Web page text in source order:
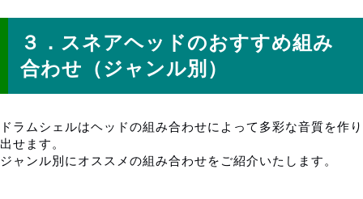
３．スネアヘッドのおすすめ組み
合わせ（ジャンル別）
ドラムシェルはヘッドの組み合わせによって多彩な音質を作り
出せます。
ジャンル別にオススメの組み合わせをご紹介いたします。